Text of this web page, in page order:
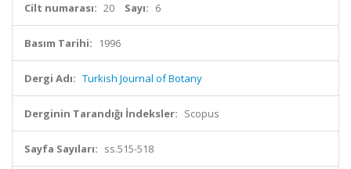
Cilt numarası: 20 Sayı: 6
Basım Tarihi: 1996
Dergi Adı: Turkish Journal of Botany
Derginin Tarandığı İndeksler: Scopus
Sayfa Sayıları: ss.515-518